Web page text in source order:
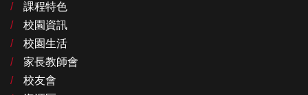
課程特色
校園資訊
校園生活
家長教師會
校友會